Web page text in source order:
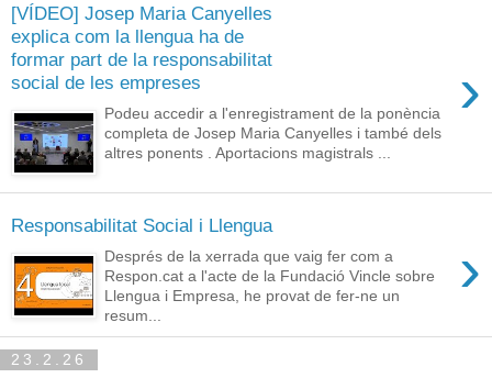
[VÍDEO] Josep Maria Canyelles
explica com la llengua ha de
formar part de la responsabilitat
social de les empreses
›
Podeu accedir a l'enregistrament de la ponència
completa de Josep Maria Canyelles i també dels
altres ponents . Aportacions magistrals ...
Responsabilitat Social i Llengua
›
Després de la xerrada que vaig fer com a
Respon.cat a l'acte de la Fundació Vincle sobre
Llengua i Empresa, he provat de fer-ne un
resum...
23.2.26